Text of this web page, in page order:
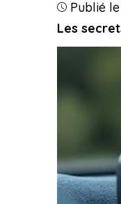
Les
Publié